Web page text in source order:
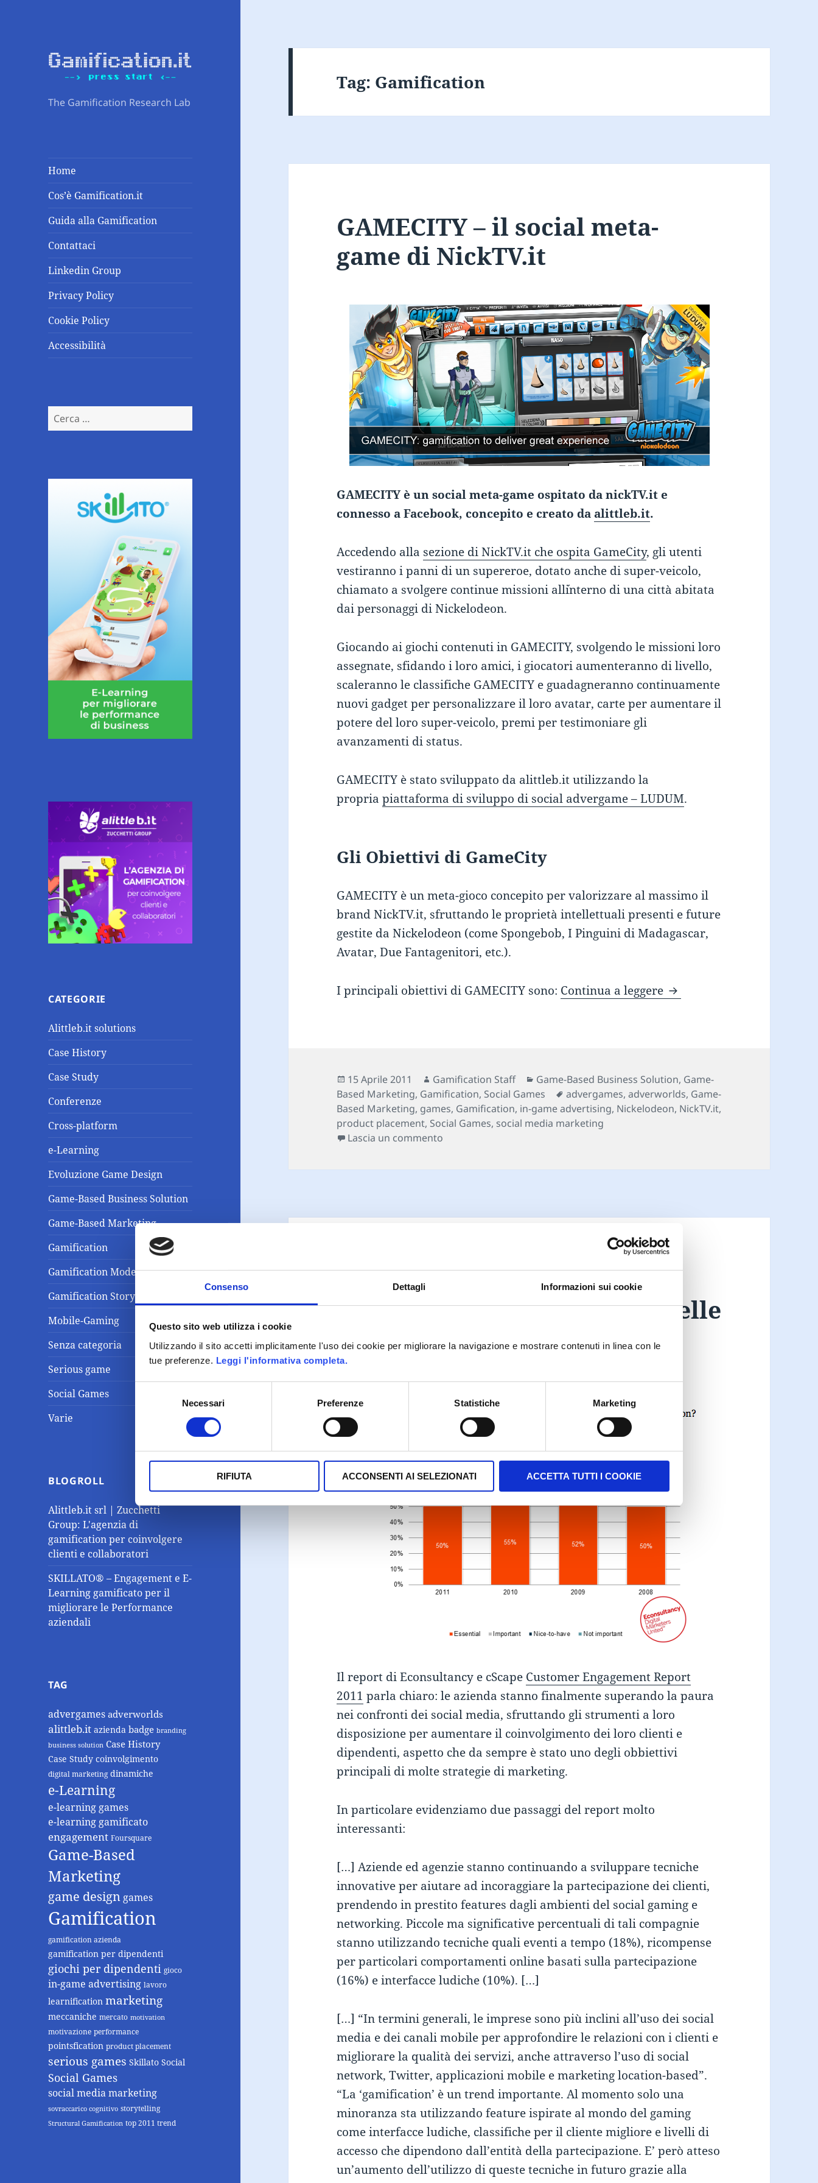
Consenso Dettagli Informazioni sui cookie
Questo sito web utilizza i cookie
Utilizzando il sito accetti implicitamente l'uso dei cookie per migliorare la navigazione e mostrare contenuti in linea con le
tue preferenze. Leggi l'informativa completa.
Necessari Preferenze Statistiche Marketing
RIFIUTA ACCONSENTI AI SELEZIONATI ACCETTA TUTTI I COOKIE
The Gamification Research Lab
Home
Cos’è Gamification.it
Guida alla Gamification
Contattaci
Linkedin Group
Privacy Policy
Cookie Policy
Accessibilità
Ricerca
per:
CATEGORIE
Alittleb.it solutions
Case History
Case Study
Conferenze
Cross-platform
e-Learning
Evoluzione Game Design
Game-Based Business Solution
Game-Based Marketing
Gamification
Gamification Model
Gamification Storytelling
Mobile-Gaming
Senza categoria
Serious game
Social Games
Varie
BLOGROLL
Alittleb.it srl | Zucchetti
Group: L'agenzia di
gamification per coinvolgere
clienti e collaboratori
SKILLATO® – Engagement e E-
Learning gamificato per il
migliorare le Performance
aziendali
TAG
advergames adverworlds
alittleb.it azienda badge branding
business solution Case History
Case Study coinvolgimento
digital marketing dinamiche
e-Learning
e-learning games
e-learning gamificato
engagement Foursquare
Game-Based
Marketing
game design games
Gamification
gamification azienda
gamification per dipendenti
giochi per dipendenti gioco
in-game advertising lavoro
learnification marketing
meccaniche mercato motivation
motivazione performance
pointsfication product placement
serious games Skillato Social
Social Games
social media marketing
sovraccarico cognitivo storytelling
Structural Gamification top 2011 trend
Tag: Gamification
GAMECITY – il social meta-
game di NickTV.it
GAMECITY è un social meta-game ospitato da nickTV.it e
connesso a Facebook, concepito e creato da alittleb.it.
Accedendo alla sezione di NickTV.it che ospita GameCity, gli utenti
vestiranno i panni di un supereroe, dotato anche di super-veicolo,
chiamato a svolgere continue missioni all´interno di una città abitata
dai personaggi di Nickelodeon.
Giocando ai giochi contenuti in GAMECITY, svolgendo le missioni loro
assegnate, sfidando i loro amici, i giocatori aumenteranno di livello,
scaleranno le classifiche GAMECITY e guadagneranno continuamente
nuovi gadget per personalizzare il loro avatar, carte per aumentare il
potere del loro super-veicolo, premi per testimoniare gli
avanzamenti di status.
GAMECITY è stato sviluppato da alittleb.it utilizzando la
propriapiattaforma di sviluppo di social advergame – LUDUM.
Gli Obiettivi di GameCity
GAMECITY è un meta-gioco concepito per valorizzare al massimo il
brand NickTV.it, sfruttando le proprietà intellettuali presenti e future
gestite da Nickelodeon (come Spongebob, I Pinguini di Madagascar,
Avatar, Due Fantagenitori, etc.).
I principali obiettivi di GAMECITY sono: Continua a leggere GAMECITY – il social
Scritto
il
15 Aprile 2011 Autore
Gamification Staff Categorie
Game-Based Business Solution, Game-
Based Marketing, Gamification, Social Games Tag
advergames,adverworlds, Game-
Based Marketing, games, Gamification, in-game advertising, Nickelodeon, NickTV.it,
product placement, Social Games, social media marketing
Lascia un commento
Le statistiche di diffusione
dell’uso della gamification nelle
digital agencies britanniche
Il report di Econsultancy e cScape Customer Engagement Report
2011 parla chiaro: le azienda stanno finalmente superando la paura
nei confronti dei social media, sfruttando gli strumenti a loro
disposizione per aumentare il coinvolgimento dei loro clienti e
dipendenti, aspetto che da sempre è stato uno degli obbiettivi
principali di molte strategie di marketing.
In particolare evidenziamo due passaggi del report molto
interessanti:
[…] Aziende ed agenzie stanno continuando a sviluppare tecniche
innovative per aiutare ad incoraggiare la partecipazione dei clienti,
prendendo in prestito features dagli ambienti del social gaming e
networking. Piccole ma significative percentuali di tali compagnie
stanno utilizzando tecniche quali eventi a tempo (18%), ricompense
per particolari comportamenti online basati sulla partecipazione
(16%) e interfacce ludiche (10%). […]
[…] “In termini generali, le imprese sono più inclini all’uso dei social
media e dei canali mobile per approfondire le relazioni con i clienti e
migliorare la qualità dei servizi, anche attraverso l’uso di social
network, Twitter, applicazioni mobile e marketing location-based”.
“La ‘gamification’ è un trend importante. Al momento solo una
minoranza sta utilizzando feature ispirate al mondo del gaming
come interfacce ludiche, classifiche per il cliente migliore e livelli di
accesso che dipendono dall’entità della partecipazione. E’ però atteso
un’aumento dell’utilizzo di queste tecniche in futuro grazie alla